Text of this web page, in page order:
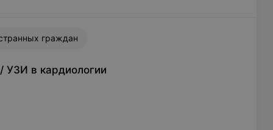
граждан
УЗИ в кардиологии